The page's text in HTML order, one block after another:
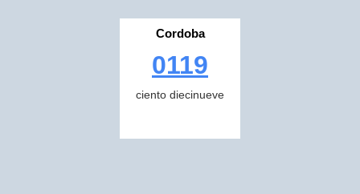
Cordoba
0119
ciento diecinueve